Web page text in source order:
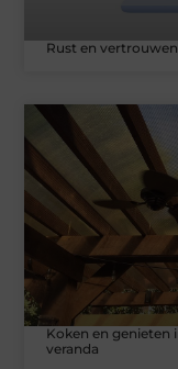
Rust en
Koken en genieten
veranda